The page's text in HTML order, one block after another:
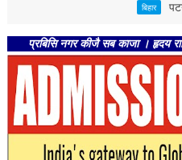
पटना :
नगर कीजै सब काजा । हृदय राखि